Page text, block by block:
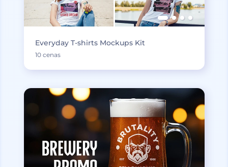
Everyday T-shirts Mockups Kit
10 cenas